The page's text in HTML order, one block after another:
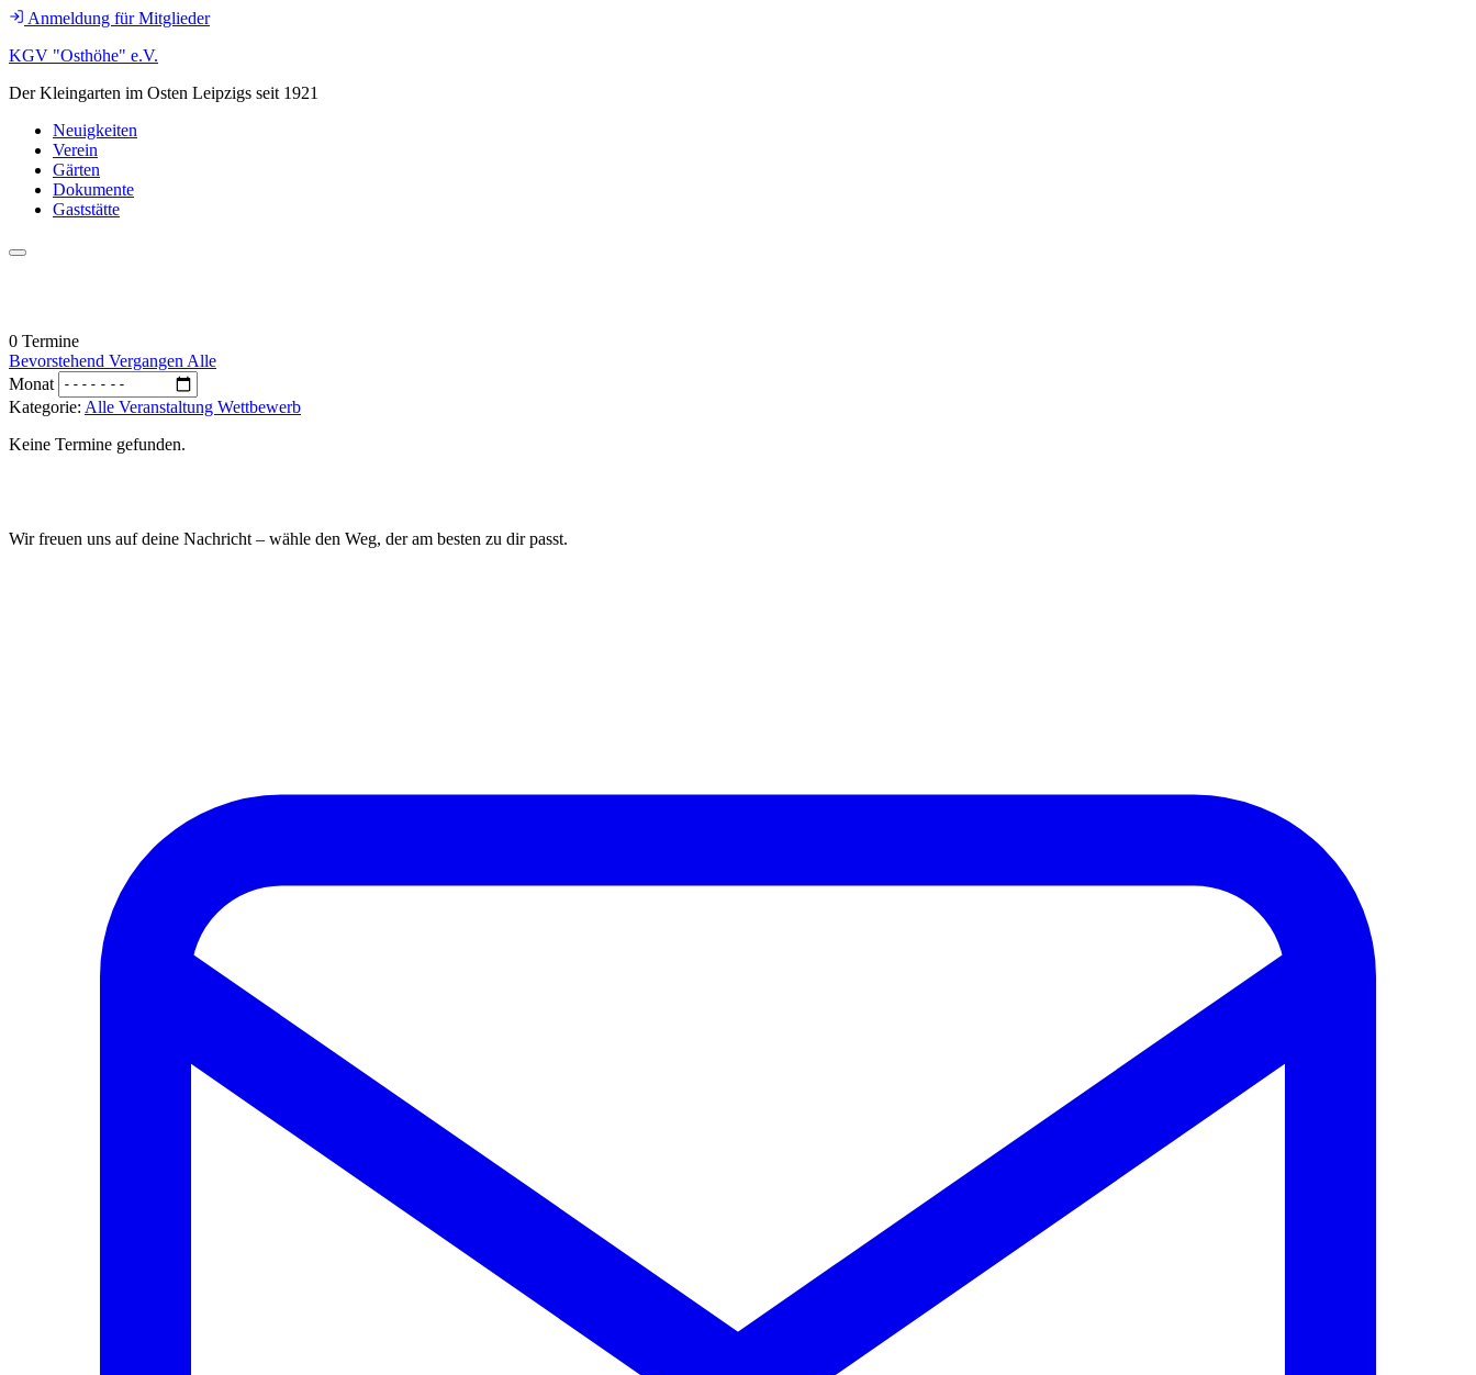
Anmeldung für Mitglieder
KGV "Osthöhe" e.V.
Der Kleingarten im Osten Leipzigs seit 1921
Neuigkeiten
Verein
Gärten
Dokumente
Gaststätte
0 Termine
Bevorstehend Vergangen Alle
Monat
Kategorie: Alle Veranstaltung Wettbewerb
Keine Termine gefunden.
Wir freuen uns auf deine Nachricht – wähle den Weg, der am besten zu dir passt.